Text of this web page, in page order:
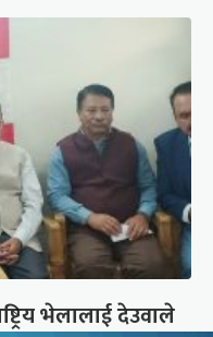
भेलालाई देउवाले